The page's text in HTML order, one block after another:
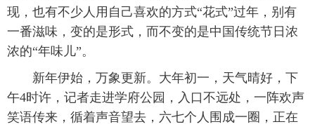
现，也有不少人用自己喜欢的方式“花式”过年，别有
一番滋味，变的是形式，而不变的是中国传统节日浓
浓的“年味儿”。
新年伊始，万象更新。大年初一，天气晴好，下
午4时许，记者走进学府公园，入口不远处，一阵欢声
笑语传来，循着声音望去，六七个人围成一圈，正在